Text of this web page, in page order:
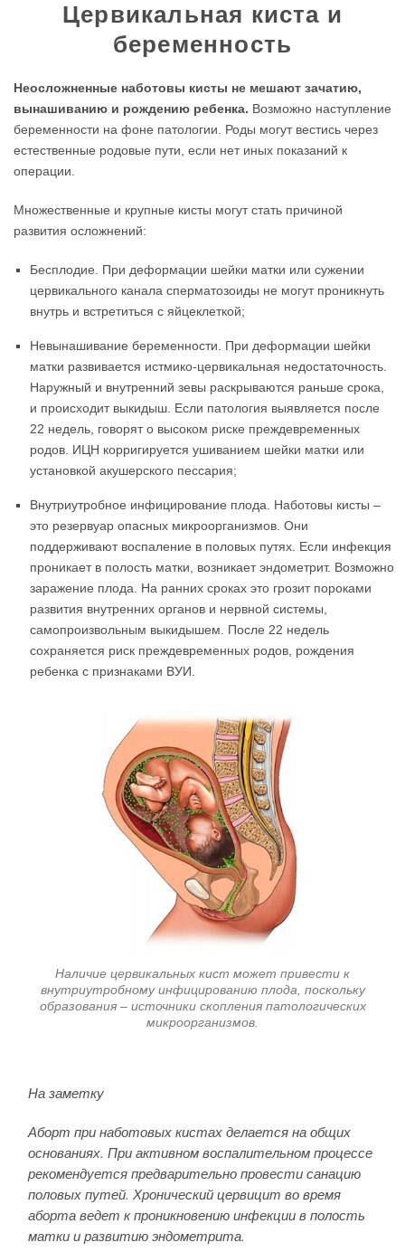
Цервикальная киста и
беременность
Неосложненные наботовы кисты не мешают зачатию,
вынашиванию и рождению ребенка. Возможно наступление
беременности на фоне патологии. Роды могут вестись через
естественные родовые пути, если нет иных показаний к
операции.
Множественные и крупные кисты могут стать причиной
развития осложнений:
Бесплодие. При деформации шейки матки или сужении
цервикального канала сперматозоиды не могут проникнуть
внутрь и встретиться с яйцеклеткой;
Невынашивание беременности. При деформации шейки
матки развивается истмико-цервикальная недостаточность.
Наружный и внутренний зевы раскрываются раньше срока,
и происходит выкидыш. Если патология выявляется после
22 недель, говорят о высоком риске преждевременных
родов. ИЦН корригируется ушиванием шейки матки или
установкой акушерского пессария;
Внутриутробное инфицирование плода. Наботовы кисты –
это резервуар опасных микроорганизмов. Они
поддерживают воспаление в половых путях. Если инфекция
проникает в полость матки, возникает эндометрит. Возможно
заражение плода. На ранних сроках это грозит пороками
развития внутренних органов и нервной системы,
самопроизвольным выкидышем. После 22 недель
сохраняется риск преждевременных родов, рождения
ребенка с признаками ВУИ.
Наличие цервикальных кист может привести к
внутриутробному инфицированию плода, поскольку
образования – источники скопления патологических
микроорганизмов.
На заметку
Аборт при наботовых кистах делается на общих
основаниях. При активном воспалительном процессе
рекомендуется предварительно провести санацию
половых путей. Хронический цервицит во время
аборта ведет к проникновению инфекции в полость
матки и развитию эндометрита.